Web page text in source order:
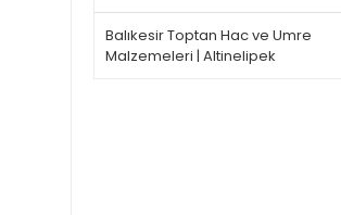
Balıkesir Toptan Hac ve Umre
Malzemeleri | Altinelipek